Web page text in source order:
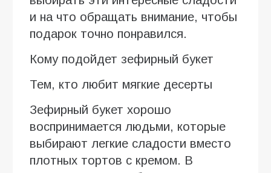
и на что обращать внимание, чтобы
подарок точно понравился.
Кому подойдет зефирный букет
Тем, кто любит мягкие десерты
Зефирный букет хорошо
воспринимается людьми, которые
выбирают легкие сладости вместо
плотных тортов с кремом. В